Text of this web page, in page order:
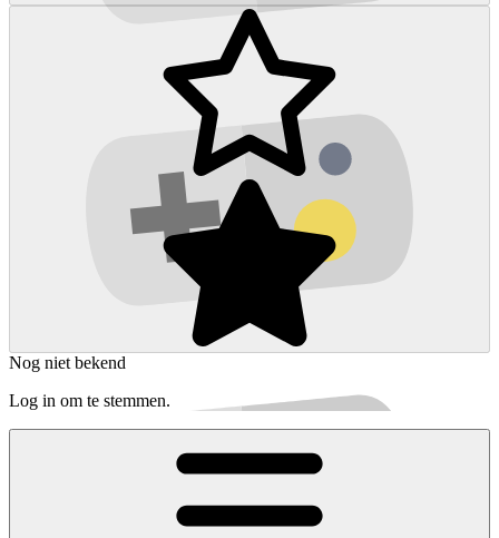
Nog niet bekend
Log in om te stemmen.